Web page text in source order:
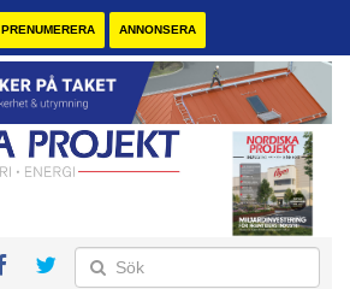
PRENUMERERA ANNONSERA